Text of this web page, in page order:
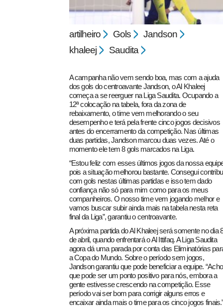
artilheiro Gols
Jandson
khaleej
Saudita
A campanha não vem sendo boa, mas com a ajuda
dos gols do centroavante Jandson, o Al Khaleej
começa a se reerguer na Liga Saudita. Ocupando a
12ª colocação na tabela, fora da zona de
rebaixamento, o time vem melhorando o seu
desempenho e terá pela frente cinco jogos decisivos
antes do encerramento da competição. Nas últimas
duas partidas, Jandson marcou duas vezes. Até o
momento ele tem 8 gols marcados na Liga.
“Estou feliz com esses últimos jogos da nossa
pois a situação melhorou bastante. Consegui
com gols nestas últimas partidas e isso tem dado
confiança não só para mim como para os meus
companheiros. O nosso time vem jogando melhor e
vamos buscar subir ainda mais na tabela nesta reta
final da Liga”, garantiu o centroavante.
A próxima partida do Al Khaleej será somente no dia
de abril, quando enfrentará o Al Ittifaq. A Liga Saudita
agora dá uma parada por conta das Eliminatórias
a Copa do Mundo. Sobre o período sem jogos,
Jandson garantiu que pode beneficiar a equipe. “Acho
que pode ser um ponto positivo para nós, embora a
gente estivesse crescendo na competição. Esse
período vai ser bom para corrigir alguns erros e
encaixar ainda mais o time para os cinco jogos